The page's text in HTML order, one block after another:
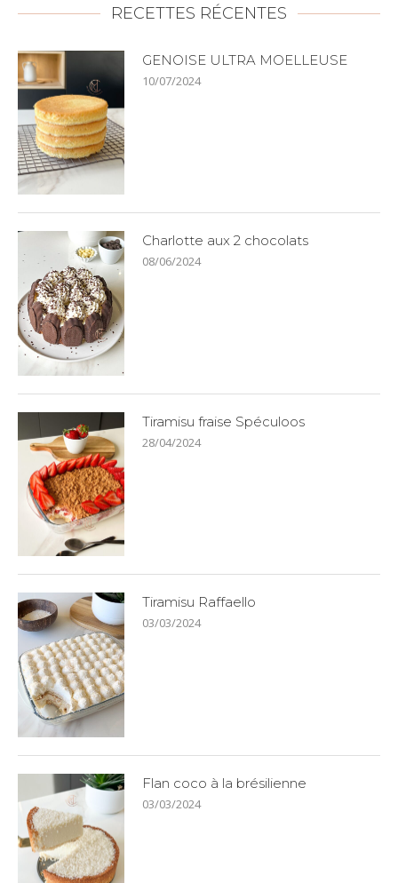
RECETTES RÉCENTES
GENOISE ULTRA MOELLEUSE
10/07/2024
Charlotte aux 2 chocolats
08/06/2024
Tiramisu fraise Spéculoos
28/04/2024
Tiramisu Raffaello
03/03/2024
Flan coco à la brésilienne
03/03/2024